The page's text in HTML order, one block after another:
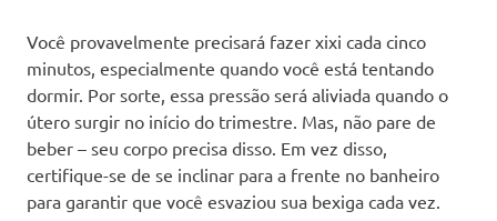
Você provavelmente precisará fazer xixi cada cinco
minutos, especialmente quando você está tentando
dormir. Por sorte, essa pressão será aliviada quando o
útero surgir no início do trimestre. Mas, não pare de
beber – seu corpo precisa disso. Em vez disso,
certifique-se de se inclinar para a frente no banheiro
para garantir que você esvaziou sua bexiga cada vez.